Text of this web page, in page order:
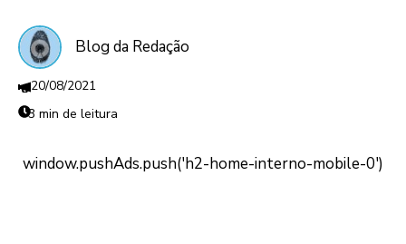
Blog da Redação
20/08/2021
3 min de leitura